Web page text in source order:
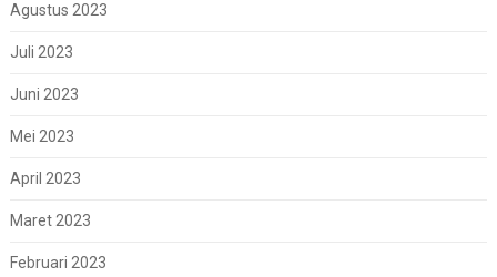
Agustus 2023
Juli 2023
Juni 2023
Mei 2023
April 2023
Maret 2023
Februari 2023